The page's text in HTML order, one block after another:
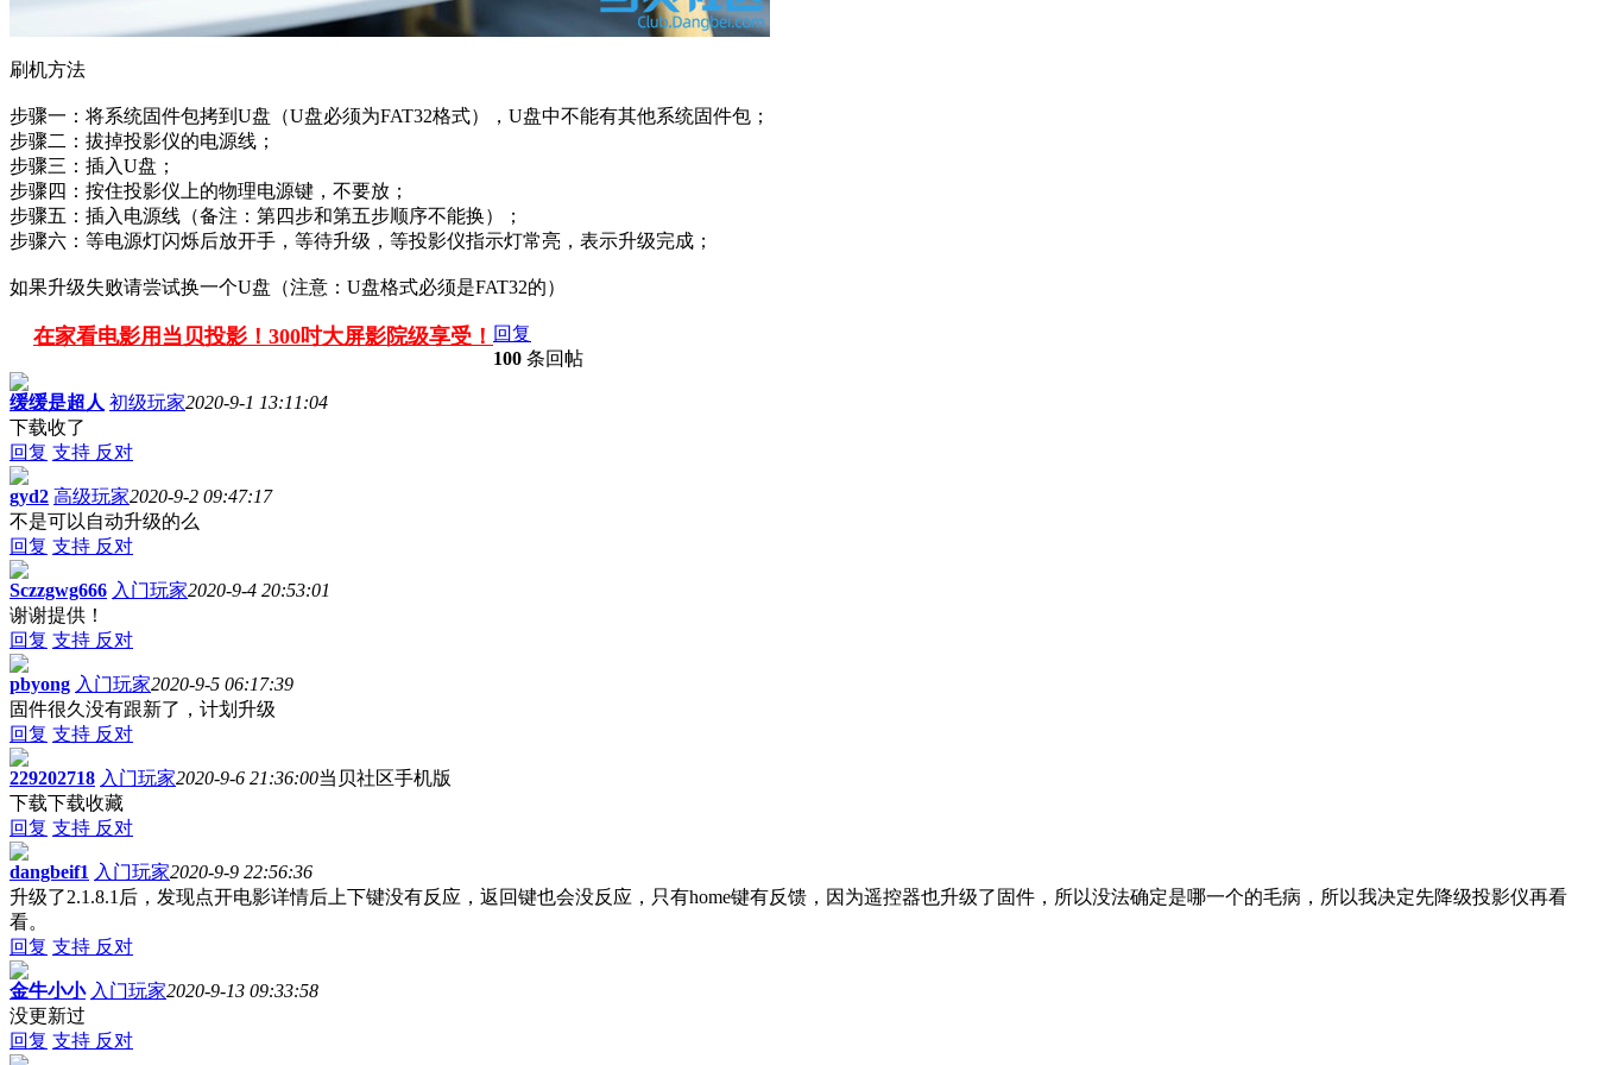
刷机方法
步骤一：将系统固件包拷到U盘（U盘必须为FAT32格式），U盘中不能有其他系统固件包；
步骤二：拔掉投影仪的电源线；
步骤三：插入U盘；
步骤四：按住投影仪上的物理电源键，不要放；
步骤五：插入电源线（备注：第四步和第五步顺序不能换）；
步骤六：等电源灯闪烁后放开手，等待升级，等投影仪指示灯常亮，表示升级完成；
如果升级失败请尝试换一个U盘（注意：U盘格式必须是FAT32的）
在家看电影用当贝投影！300吋大屏影院级享受！ 回复
100 条回帖
缓缓是超人 初级玩家2020-9-1 13:11:04
下载收了
回复 支持 反对
gyd2 高级玩家2020-9-2 09:47:17
不是可以自动升级的么
回复 支持 反对
Sczzgwg666 入门玩家2020-9-4 20:53:01
谢谢提供！
回复 支持 反对
pbyong 入门玩家2020-9-5 06:17:39
固件很久没有跟新了，计划升级
回复 支持 反对
229202718 入门玩家2020-9-6 21:36:00当贝社区手机版
下载下载收藏
回复 支持 反对
dangbeif1 入门玩家2020-9-9 22:56:36
升级了2.1.8.1后，发现点开电影详情后上下键没有反应，返回键也会没反应，只有home键有反馈，因为遥控器也升级了固件，所以没法确定是哪一个的毛病，所以我决定先降级投影仪再看
看。
回复 支持 反对
金牛小小 入门玩家2020-9-13 09:33:58
没更新过
回复 支持 反对